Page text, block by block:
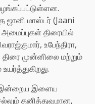
மாஸ்டர் (Jaani
திரையில்
உபேந்திரா,
திரை முன்னிலை மற்றும்
இன்றைய இளைய
தனித்துவமான,